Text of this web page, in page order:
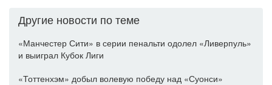
Другие новости по теме
«Манчестер Сити» в серии пенальти одолел «Ливерпуль»
и выиграл Кубок Лиги
«Тоттенхэм» добыл волевую победу над «Суонси»